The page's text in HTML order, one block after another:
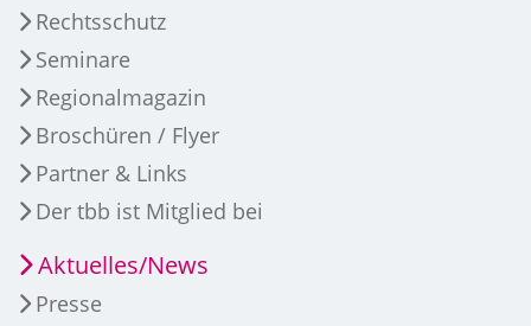
Rechtsschutz
Seminare
Regionalmagazin
Broschüren / Flyer
Partner & Links
Der tbb ist Mitglied bei
Aktuelles/News
Presse